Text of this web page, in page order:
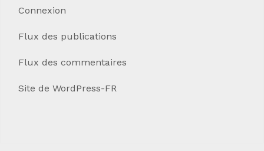
Connexion
Flux des publications
Flux des commentaires
Site de WordPress-FR